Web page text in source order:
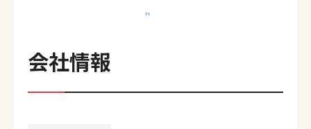
会社情報